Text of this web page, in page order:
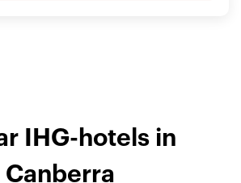
IHG-hotels in
Canberra